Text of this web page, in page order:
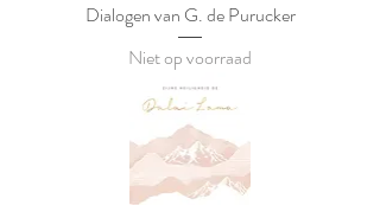
Dialogen van G. de Purucker
Niet op voorraad